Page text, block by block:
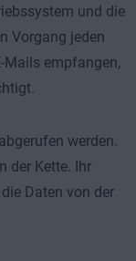
und die
Vorgang jeden
Mails empfangen,
werden.
der Kette. Ihr
Daten von der